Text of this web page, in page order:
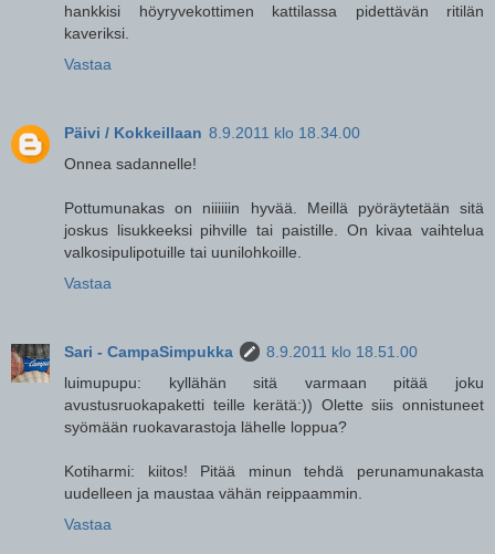
hankkisi höyryvekottimen kattilassa pidettävän ritilän
kaveriksi.
Vastaa
Päivi / Kokkeillaan 8.9.2011 klo 18.34.00
Onnea sadannelle!
Pottumunakas on niiiiiin hyvää. Meillä pyöräytetään sitä
joskus lisukkeeksi pihville tai paistille. On kivaa vaihtelua
valkosipulipotuille tai uunilohkoille.
Vastaa
Sari - CampaSimpukka
8.9.2011 klo 18.51.00
luimupupu: kyllähän sitä varmaan pitää joku
avustusruokapaketti teille kerätä:)) Olette siis onnistuneet
syömään ruokavarastoja lähelle loppua?
Kotiharmi: kiitos! Pitää minun tehdä perunamunakasta
uudelleen ja maustaa vähän reippaammin.
Vastaa